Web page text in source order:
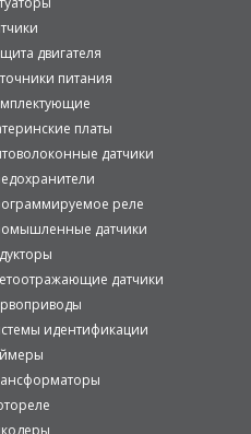
двигателя
питания
платы
датчики
реле
датчики
датчики
идентификации